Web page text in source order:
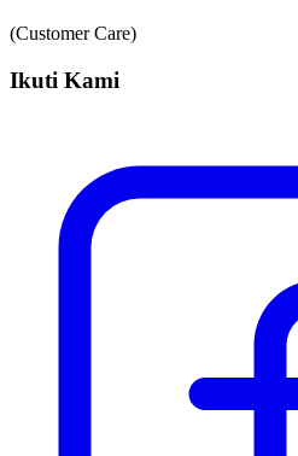
(Customer Care)
Ikuti Kami